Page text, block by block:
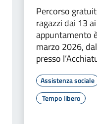
Percorso
ragazzi dai 13
appuntamento
marzo 2026,
presso
Assistenza sociale
Tempo libero